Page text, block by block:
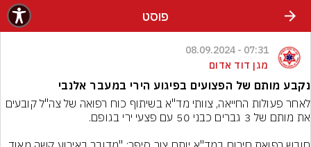
פוסט
07:31 - 08.09.2024
מגן דוד אדום
נקבע מותם של הפצועים בפיגוע הירי במעבר אלנבי